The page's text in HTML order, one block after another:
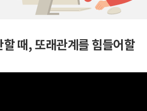
때, 또래관계를 힘들어할